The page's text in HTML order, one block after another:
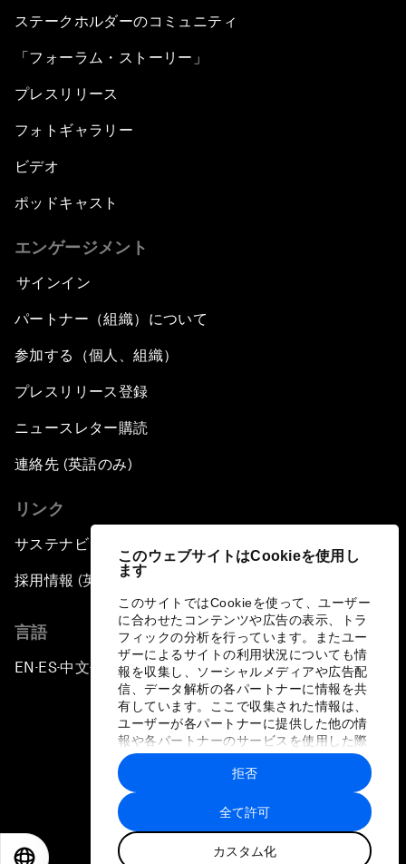
このウェブサイトはCookieを使用し
ます
このサイトではCookieを使って、ユーザー
に合わせたコンテンツや広告の表示、トラ
フィックの分析を行っています。またユー
ザーによるサイトの利用状況についても情
報を収集し、ソーシャルメディアや広告配
信、データ解析の各パートナーに情報を共
有しています。ここで収集された情報は、
ユーザーが各パートナーに提供した他の情
報や各パートナーのサービスを使用した際
に収集された情報と組み合わされ、各パー
トナーによって使用されることがありま
す。
全て許可
カスタム化
拒否
ステークホルダーのコミュニティ
「フォーラム・ストーリー」
プレスリリース
フォトギャラリー
ビデオ
ポッドキャスト
エンゲージメント
サインイン
パートナー（組織）について
参加する（個人、組織）
プレスリリース登録
ニュースレター購読
連絡先 (英語のみ)
リンク
サステナビリティへの取り組み
採用情報 (英語のみ)
言語
EN ▪ES▪中文▪ 日本語
プライバシーポリシーと利用規約
サイトマップ
©
世界経済フォーラム